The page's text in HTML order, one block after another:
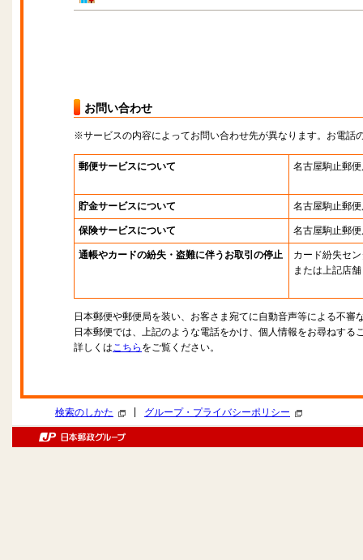
お問い合わせ
※サービスの内容によってお問い合わせ先が異なります。お電話
郵便サービスについて 名古屋駒止郵
貯金サービスについて 名古屋駒止郵
保険サービスについて 名古屋駒止郵
通帳やカードの紛失・盗難に伴うお取引の停止
カード紛失セ
または上記店舗
日本郵便や郵便局を装い、お客さま宛てに自動音声等による不審
日本郵便では、上記のような電話をかけ、個人情報をお尋ねする
詳しくはこちら をご覧ください。
検索のしかた グループ・プライバシーポリシー